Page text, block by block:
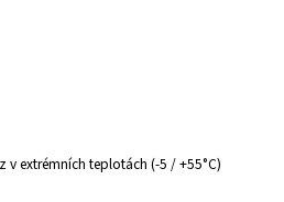
v extrémních teplotách (-5 / +55°C)